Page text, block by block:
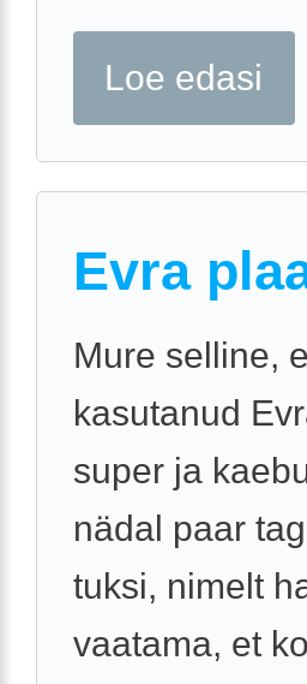
Loe edasi
Evra
Mure selline,
kasutanud
super ja
nädal paar
tuksi, nimelt
vaatama, et